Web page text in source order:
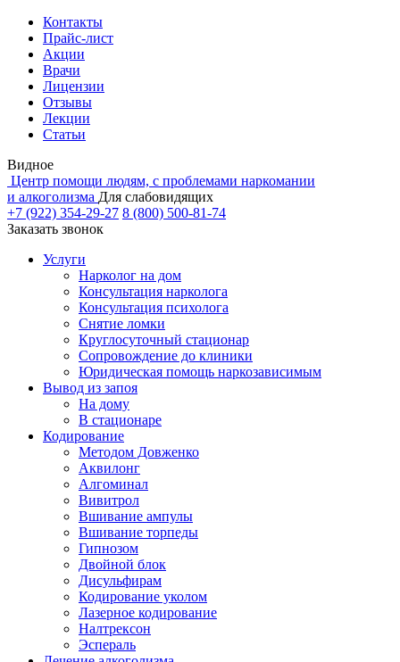
Контакты
Прайс-лист
Акции
Врачи
Лицензии
Отзывы
Лекции
Статьи
Видное
Центр помощи людям, с проблемами наркомании
и алкоголизма Для слабовидящих
+7 (922) 354-29-27 8 (800) 500-81-74
Заказать звонок
Услуги
Нарколог на дом
Консультация нарколога
Консультация психолога
Снятие ломки
Круглосуточный стационар
Сопровождение до клиники
Юридическая помощь наркозависимым
Вывод из запоя
На дому
В стационаре
Кодирование
Методом Довженко
Аквилонг
Алгоминал
Вивитрол
Вшивание ампулы
Вшивание торпеды
Гипнозом
Двойной блок
Дисульфирам
Кодирование уколом
Лазерное кодирование
Налтрексон
Эспераль